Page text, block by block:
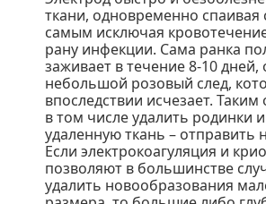
ткани, одновременно спаивая
самым исключая
рану инфекции. Сама ранка
заживает в течение 8-10 дней,
небольшой розовый след,
впоследствии исчезает.
в том числе удалить родинки
удаленную ткань – отправить
Если электрокоагуляция и
позволяют в большинстве
удалить новообразования